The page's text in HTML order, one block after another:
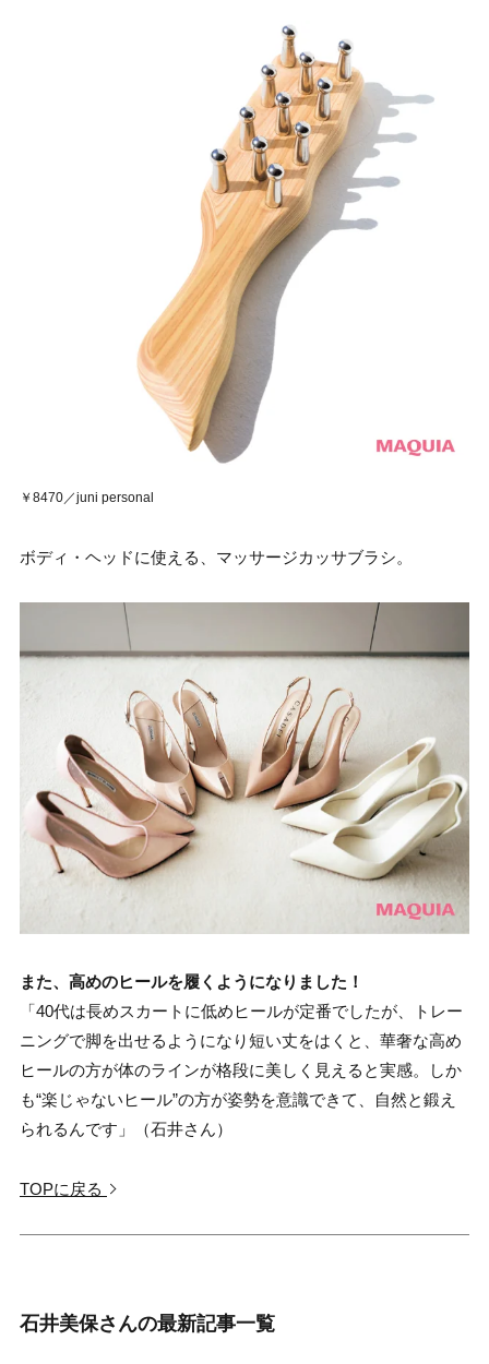
￥8470／juni personal
ボディ・ヘッドに使える、マッサージカッサブラシ。
また、高めのヒールを履くようになりました！
「40代は長めスカートに低めヒールが定番でしたが、トレー
ニングで脚を出せるようになり短い丈をはくと、華奢な高め
ヒールの方が体のラインが格段に美しく見えると実感。しか
も“楽じゃないヒール”の方が姿勢を意識できて、自然と鍛え
られるんです」（石井さん）
TOPに戻る
石井美保さんの最新記事一覧